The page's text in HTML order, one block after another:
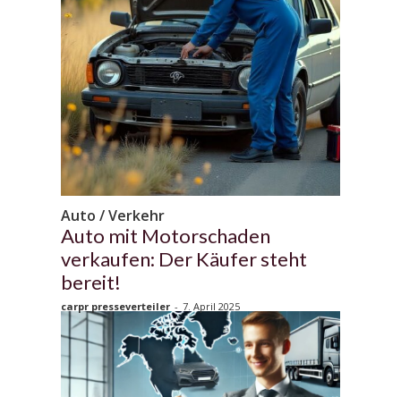
Auto / Verkehr
Auto mit Motorschaden
verkaufen: Der Käufer steht
bereit!
carpr presseverteiler - 7. April 2025